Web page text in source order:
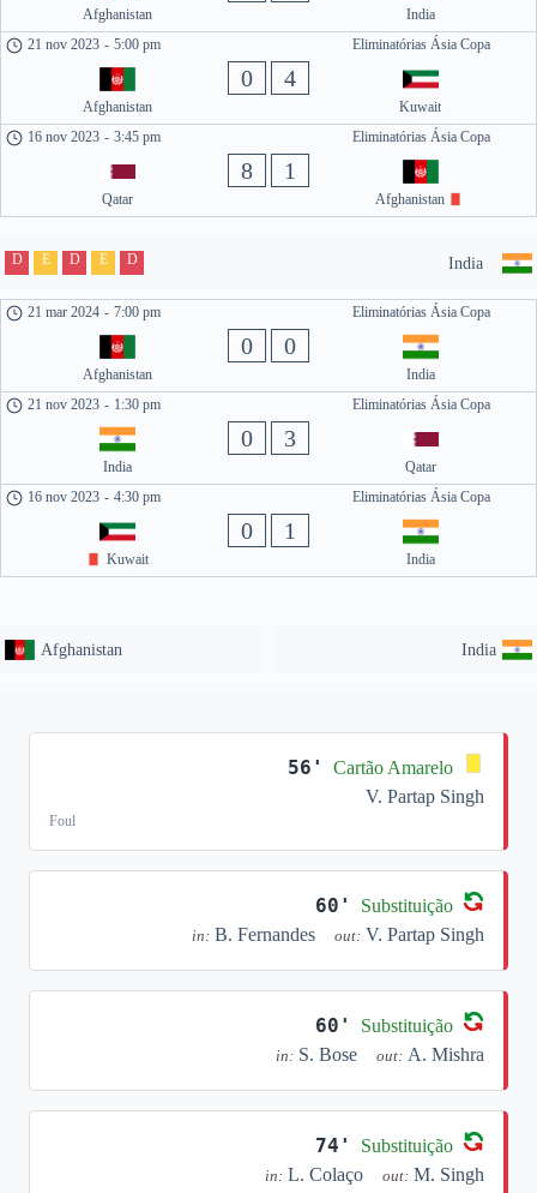
Afghanistan
India
Eliminatórias Ásia Copa
21 nov 2023 - 5:00 pm
Afghanistan
0 4
Kuwait
Eliminatórias Ásia Copa
16 nov 2023 - 3:45 pm
Qatar
8 1
Afghanistan
India
D E D E D
Eliminatórias Ásia Copa
21 mar 2024 - 7:00 pm
Afghanistan
0 0
India
Eliminatórias Ásia Copa
21 nov 2023 - 1:30 pm
India
0 3
Qatar
Eliminatórias Ásia Copa
16 nov 2023 - 4:30 pm
Kuwait
0 1
India
Afghanistan India
56'
Cartão Amarelo
V. Partap Singh
Foul
60' Substituição
in: B. Fernandes out: V. Partap Singh
60' Substituição
in: S. Bose out: A. Mishra
74' Substituição
in: L. Colaço out: M. Singh